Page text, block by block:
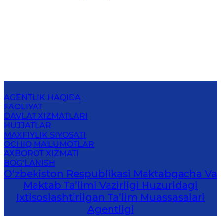
AGENTLIK HAQIDA
FAOLIYAT
DAVLAT XIZMATLARI
HUJJATLAR
MAXFIYLIK SIYOSATI
OCHIQ MA'LUMOTLAR
AXBOROT XIZMATI
BOG‘LANISH
O‘zbekiston Respublikasi Maktabgacha Va
Maktab Ta’limi Vazirligi Huzuridagi
Ixtisoslashtirilgan Ta’lim Muassasalari
Agentligi